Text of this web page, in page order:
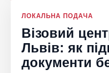
ЛОКАЛЬНА ПОДАЧА
Візовий
Львів: як
документи